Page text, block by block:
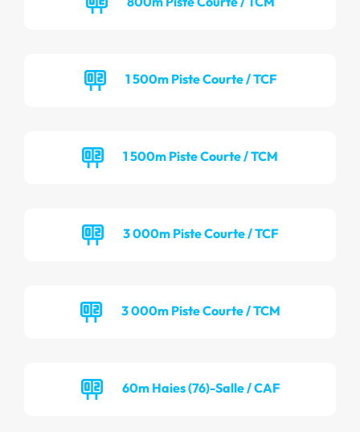
1 500m Piste Courte / TCF
1 500m Piste Courte / TCM
3 000m Piste Courte / TCF
3 000m Piste Courte / TCM
60m Haies (76)-Salle / CAF